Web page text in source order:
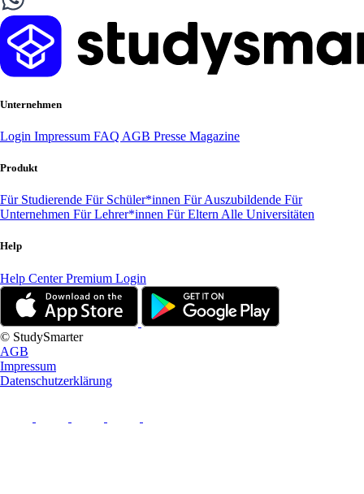
Unternehmen
Login Impressum FAQ AGB Presse Magazine
Produkt
Für Studierende Für Schüler*innen Für Auszubildende Für
Unternehmen Für Lehrer*innen Für Eltern Alle Universitäten
Help
Help CenterPremium Login
© StudySmarter
AGB
Impressum
Datenschutzerklärung